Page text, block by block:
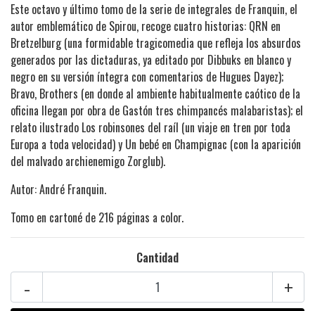
Este octavo y último tomo de la serie de integrales de Franquin, el
autor emblemático de Spirou, recoge cuatro historias: QRN en
Bretzelburg (una formidable tragicomedia que refleja los absurdos
generados por las dictaduras, ya editado por Dibbuks en blanco y
negro en su versión íntegra con comentarios de Hugues Dayez);
Bravo, Brothers (en donde al ambiente habitualmente caótico de la
oficina llegan por obra de Gastón tres chimpancés malabaristas); el
relato ilustrado Los robinsones del raíl (un viaje en tren por toda
Europa a toda velocidad) y Un bebé en Champignac (con la aparición
del malvado archienemigo Zorglub).
Autor: André Franquin.
Tomo en cartoné de 216 páginas a color.
Cantidad
+
-